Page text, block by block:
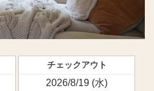
チェックアウト